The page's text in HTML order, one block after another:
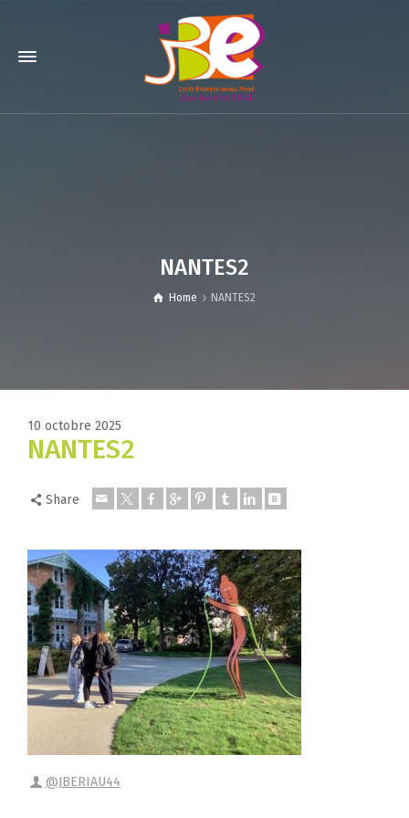
NANTES2
Home NANTES2
10 octobre 2025
NANTES2
Share
@JBERIAU44